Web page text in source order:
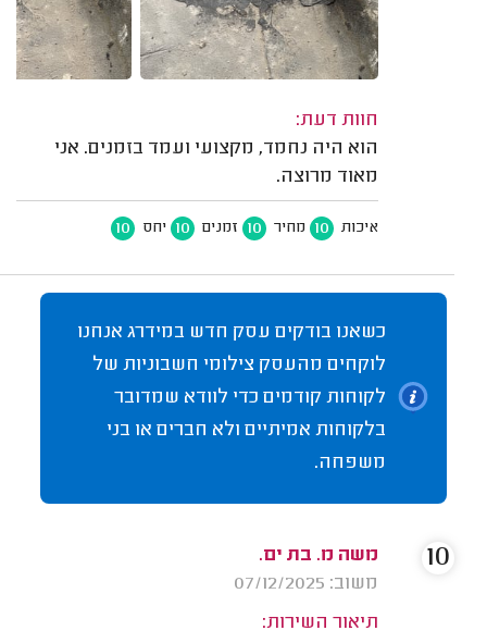
חוות דעת:
הוא היה נחמד, מקצועי ועמד בזמנים. אני
מאוד מרוצה.
איכות 10 מחיר 10 זמנים 10 יחס 10
כשאנו בודקים עסק חדש במידרג אנחנו
לוקחים מהעסק צילומי חשבוניות של
לקוחות קודמים כדי לוודא שמדובר
בלקוחות אמיתיים ולא חברים או בני
משפחה.
משה מ. בת ים.
משוב: 07/12/2025
תיאור השירות:
10